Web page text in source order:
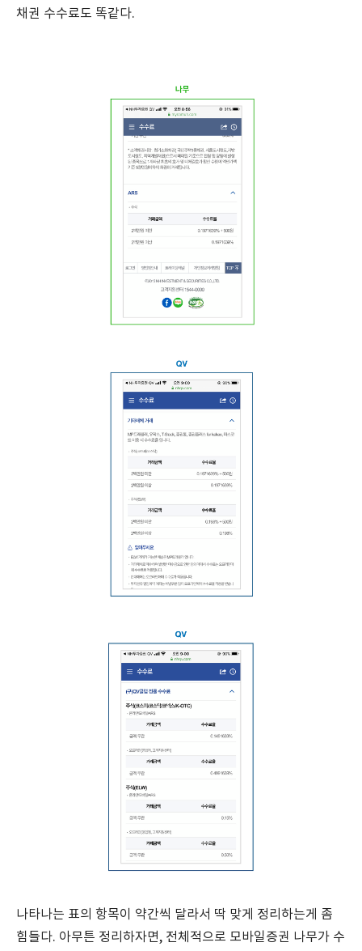
채권 수수료도 똑같다.
나타나는 표의 항목이 약간씩 달라서 딱 맞게 정리하는게 좀
힘들다. 아무튼 정리하자면, 전체적으로 모바일증권 나무가 수